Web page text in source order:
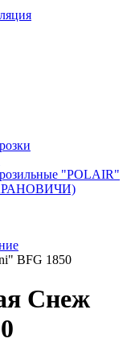
"POLAIR"
BFG 1850
Снеж